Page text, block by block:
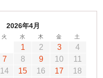
2026年4月
火 水 木 金 土
1 2 3
4
7 8 9 10
11
14 15 16 17
18